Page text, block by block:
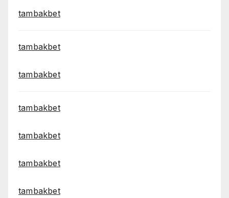
tambakbet
tambakbet
tambakbet
tambakbet
tambakbet
tambakbet
tambakbet